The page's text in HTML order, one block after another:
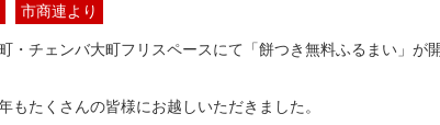
市商連より
・チェンバ大町フリスペースにて「餅つき無料ふるまい」が
もたくさんの皆様にお越しいただきました。